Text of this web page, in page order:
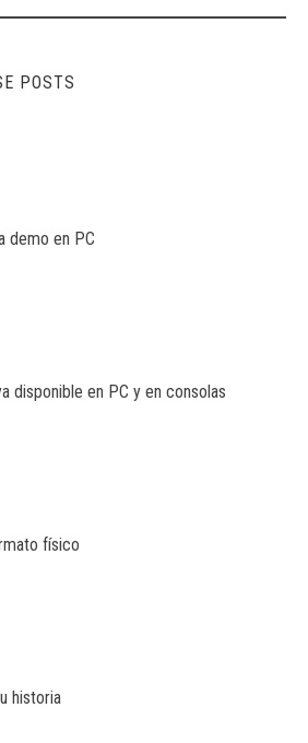
POSTS
demo en PC
disponible en PC y en consolas
físico
historia